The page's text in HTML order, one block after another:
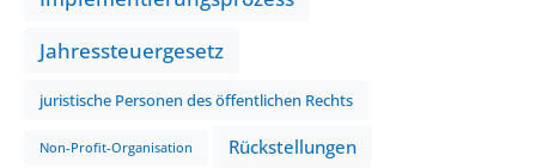
Jahressteuergesetz
juristische Personen des öffentlichen Rechts
Non-Profit-Organisation Rückstellungen